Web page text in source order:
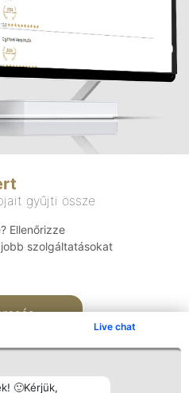
Live chat
🙂Kérjük,
gyűjti össze
Ellenőrizze
szolgáltatásokat